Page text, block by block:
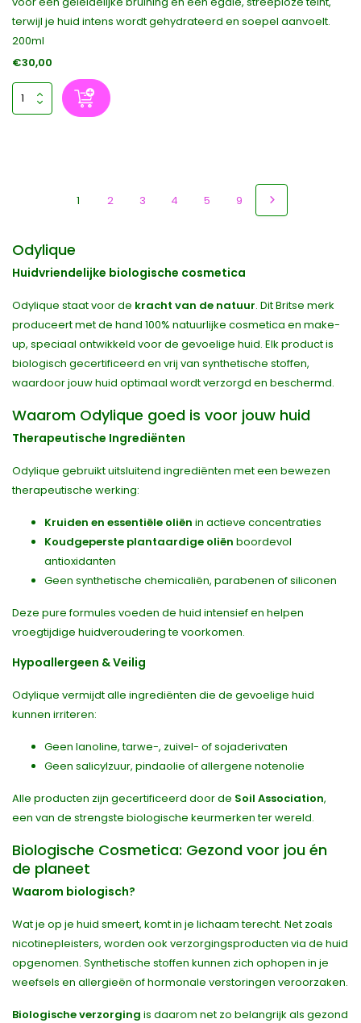
terwijl je huid intens wordt gehydrateerd en soepel aanvoelt.
200ml
€30,00
1 2 3 4 5 9
Odylique
Huidvriendelijke biologische cosmetica
Odylique staat voor de kracht van de natuur. Dit Britse merk
produceert met de hand 100% natuurlijke cosmetica en make-
up, speciaal ontwikkeld voor de gevoelige huid. Elk product is
biologisch gecertificeerd en vrij van synthetische stoffen,
waardoor jouw huid optimaal wordt verzorgd en beschermd.
Waarom Odylique goed is voor jouw huid
Therapeutische Ingrediënten
Odylique gebruikt uitsluitend ingrediënten met een bewezen
therapeutische werking:
Kruiden en essentiële oliën in actieve concentraties
Koudgeperste plantaardige oliën boordevol
antioxidanten
Geen synthetische chemicaliën, parabenen of siliconen
Deze pure formules voeden de huid intensief en helpen
vroegtijdige huidveroudering te voorkomen.
Hypoallergeen & Veilig
Odylique vermijdt alle ingrediënten die de gevoelige huid
kunnen irriteren:
Geen lanoline, tarwe-, zuivel- of sojaderivaten
Geen salicylzuur, pindaolie of allergene notenolie
Alle producten zijn gecertificeerd door de Soil Association,
een van de strengste biologische keurmerken ter wereld.
Biologische Cosmetica: Gezond voor jou én
de planeet
Waarom biologisch?
Wat je op je huid smeert, komt in je lichaam terecht. Net zoals
nicotinepleisters, worden ook verzorgingsproducten via de huid
opgenomen. Synthetische stoffen kunnen zich ophopen in je
weefsels en allergieën of hormonale verstoringen veroorzaken.
Biologische verzorging is daarom net zo belangrijk als gezond